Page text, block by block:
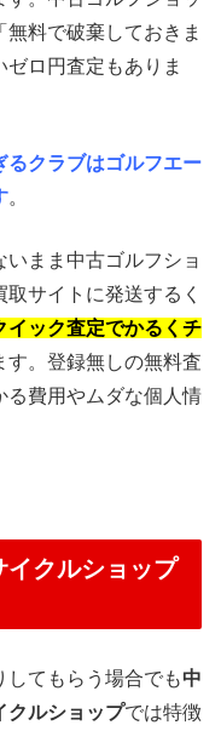
料で破棄しておきま
ロ円査定もありま
るクラブはゴルフエー
。
まま中古ゴルフショ
サイトに発送するく
イック査定でかるくチ
す。登録無しの無料査
る費用やムダな個人情
イクルショップ
してもらう場合でも中
クルショップでは特徴